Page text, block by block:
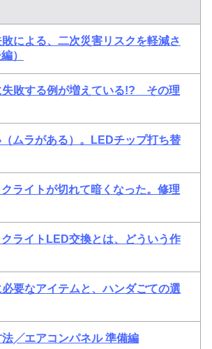
による、二次災害リスクを軽減さ
）
失敗する例が増えている!? その理
ムラがある）。LEDチップ打ち替
ライトが切れて暗くなった。修理
ライトLED交換とは、どういう作
要なアイテムと、ハンダごての選
法╱エアコンパネル 準備編